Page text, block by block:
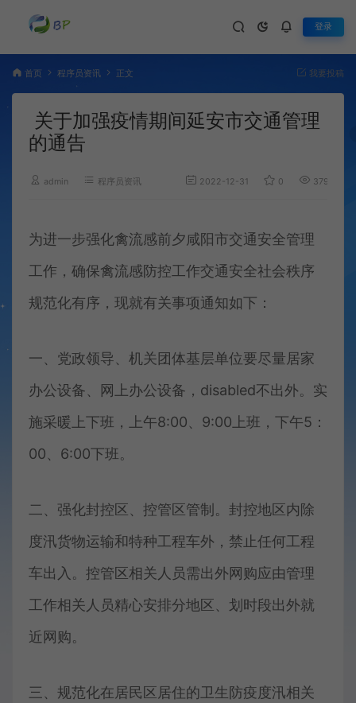
登录
首页 程序员资讯 正文 我要投稿
关于加强疫情期间延安市交通管理
的通告
admin 程序员资讯 2022-12-31 0 379
为进一步强化禽流感前夕咸阳市交通安全管理
工作，确保禽流感防控工作交通安全社会秩序
规范化有序，现就有关事项通知如下：
一、党政领导、机关团体基层单位要尽量居家
办公设备、网上办公设备，disabled不出外。实
施采暖上下班，上午8:00、9:00上班，下午5：
00、6:00下班。
二、强化封控区、控管区管制。封控地区内除
度汛货物运输和特种工程车外，禁止任何工程
车出入。控管区相关人员需出外网购应由管理
工作相关人员精心安排分地区、划时段出外就
近网购。
三、规范化在居民区居住的卫生防疫度汛相关